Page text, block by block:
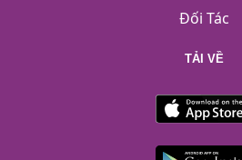
Đối Tác
TẢI VỀ